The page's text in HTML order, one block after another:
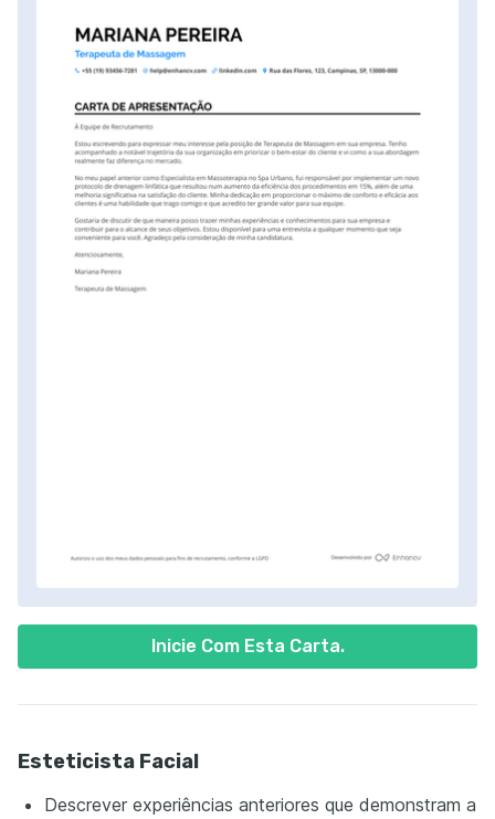
Inicie Com Esta Carta.
Esteticista Facial
Descrever experiências anteriores que demonstram a